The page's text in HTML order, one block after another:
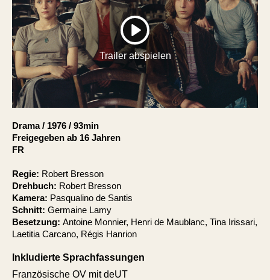
Filmpakete
Gutscheine
& Filmpässe
Account
Suche
PLAY
Trailer abspielen
Drama / 1976 / 93min
Freigegeben ab 16 Jahren
FR
Regie: Robert Bresson
Drehbuch: Robert Bresson
Kamera: Pasqualino de Santis
Schnitt: Germaine Lamy
Besetzung: Antoine Monnier, Henri de Maublanc, Tina Irissari,
Laetitia Carcano, Régis Hanrion
Inkludierte Sprachfassungen
Französische OV mit deUT